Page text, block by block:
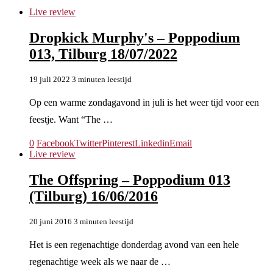
Live review
Dropkick Murphy's – Poppodium
013, Tilburg 18/07/2022
19 juli 2022 3 minuten leestijd
Op een warme zondagavond in juli is het weer tijd voor een
feestje. Want “The …
0 FacebookTwitterPinterestLinkedinEmail
Live review
The Offspring – Poppodium 013
(Tilburg) 16/06/2016
20 juni 2016 3 minuten leestijd
Het is een regenachtige donderdag avond van een hele
regenachtige week als we naar de …